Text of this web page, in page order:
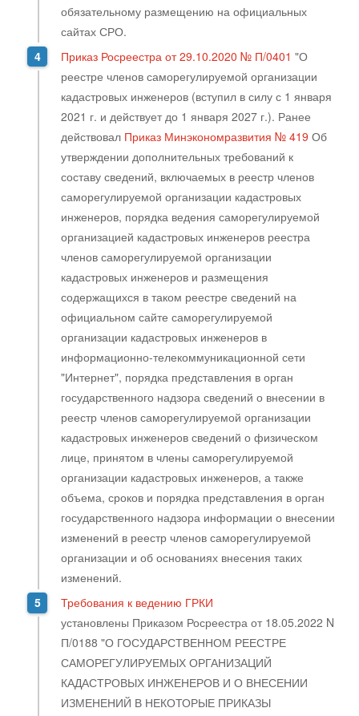
обязательному размещению на официальных
сайтах СРО.
Приказ Росреестра от 29.10.2020 № П/0401 "О
реестре членов саморегулируемой организации
кадастровых инженеров (вступил в силу с 1 января
2021 г. и действует до 1 января 2027 г.). Ранее
действовал Приказ Минэкономразвития № 419 Об
утверждении дополнительных требований к
составу сведений, включаемых в реестр членов
саморегулируемой организации кадастровых
инженеров, порядка ведения саморегулируемой
организацией кадастровых инженеров реестра
членов саморегулируемой организации
кадастровых инженеров и размещения
содержащихся в таком реестре сведений на
официальном сайте саморегулируемой
организации кадастровых инженеров в
информационно-телекоммуникационной сети
"Интернет", порядка представления в орган
государственного надзора сведений о внесении в
реестр членов саморегулируемой организации
кадастровых инженеров сведений о физическом
лице, принятом в члены саморегулируемой
организации кадастровых инженеров, а также
объема, сроков и порядка представления в орган
государственного надзора информации о внесении
изменений в реестр членов саморегулируемой
организации и об основаниях внесения таких
изменений.
Требования к ведению ГРКИ
установлены Приказом Росреестра от 18.05.2022 N
П/0188 "О ГОСУДАРСТВЕННОМ РЕЕСТРЕ
САМОРЕГУЛИРУЕМЫХ ОРГАНИЗАЦИЙ
КАДАСТРОВЫХ ИНЖЕНЕРОВ И О ВНЕСЕНИИ
ИЗМЕНЕНИЙ В НЕКОТОРЫЕ ПРИКАЗЫ